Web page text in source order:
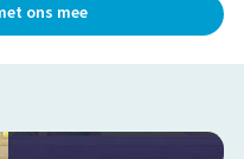
ons mee